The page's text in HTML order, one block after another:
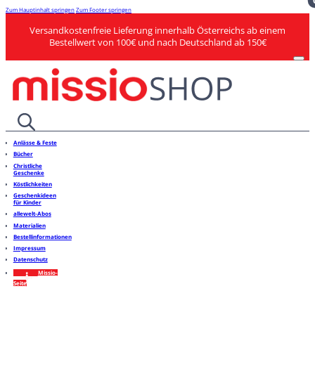
Zum Hauptinhalt springenZum Footer springen
Versandkostenfreie Lieferung innerhalb Österreichs ab einem
Bestellwert von 100€ und nach Deutschland ab 150€
Anlässe & Feste
Bücher
Christliche
Geschenke
Köstlichkeiten
Geschenkideen
für Kinder
allewelt-Abos
Materialien
Bestellinformationen
Impressum
Datenschutz
Missio-
Seite